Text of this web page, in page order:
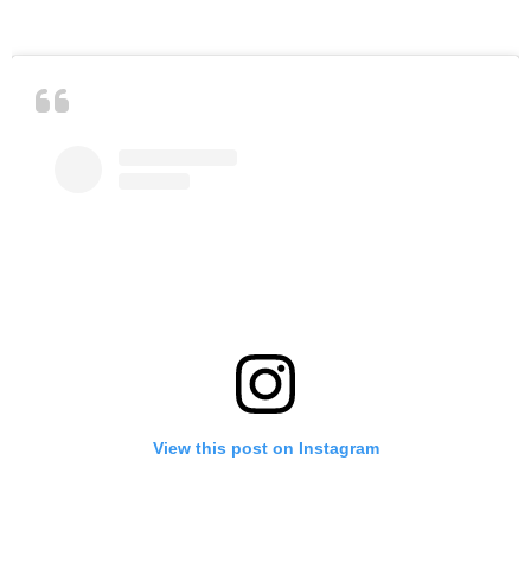
View this post on Instagram